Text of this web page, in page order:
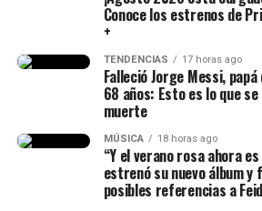
Conoce los estrenos de
+
TENDENCIAS 17 horas ago
Falleció Jorge Messi,
68 años: Esto es lo que
muerte
MÚSICA 18 horas ago
“Y el verano rosa ahora
estrenó su nuevo álbum
posibles referencias a Feid